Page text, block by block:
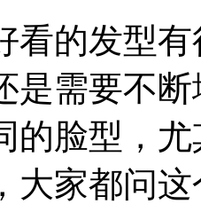
看的发型
是需要不
的脸型，
大家都问